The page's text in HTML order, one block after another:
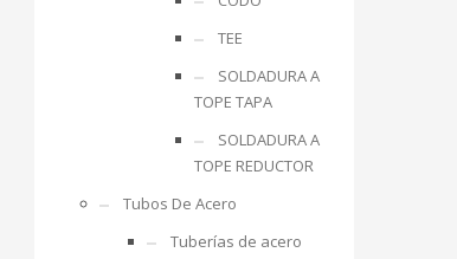
TEE
SOLDADURA A
TOPE TAPA
SOLDADURA A
TOPE REDUCTOR
Tubos De Acero
Tuberías de acero